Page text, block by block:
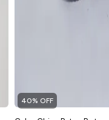
40% OFF